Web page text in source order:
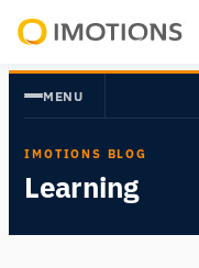
内
容
を
ス
ッ
Insight
MENU
IMOTIONS BLOG
Learning